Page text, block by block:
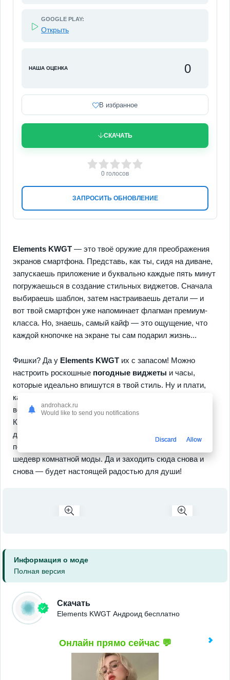
GOOGLE PLAY:
Открыть
НАША ОЦЕНКА 0
В избранное
СКАЧАТЬ
ЗАПРОСИТЬ ОБНОВЛЕНИЕ
3 4 5
0 голосов
Elements KWGT — это твоё оружие для преображения
экранов смартфона. Представь, как ты, сидя на диване,
запускаешь приложение и буквально каждые пять минут
погружаешься в создание стильных виджетов. Сначала
выбираешь шаблон, затем настраиваешь детали — и
вот твой смартфон уже напоминает флагман премиум-
класса. Но, знаешь, самый кайф — это ощущение, что
каждой кнопочке на экране ты сам подарил жизнь...
Фишки? Да у Elements KWGT их с запасом! Можно
настроить роскошные погодные виджеты и часы,
которые идеально впишутся в твой стиль. Ну и плати,
как говорится, сколько считаешь нужным — ведь здесь
всё по любви к искусству настройки.
Кроссплатформенная магия? Конечно, на Android это
добро работает идеально, а что ещё нужно? Загружай и
попробуй — ощути, как твои руки превращают гаджет в
шедевр комнатной моды. Да и заходить сюда снова и
снова — будет настоящей радостью для души!
Информация о моде
Полная версия
Скачать
Elements KWGT Андроид бесплатно
Онлайн прямо сейчас 💬
androhack.ru
Would like to send you notifications
Discard Allow